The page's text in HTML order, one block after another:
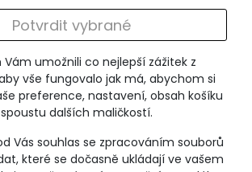
umožnili co nejlepší zážitek z
vše fungovalo jak má, abychom si
preference, nastavení, obsah košíku
dalších maličkostí.
Vás souhlas se zpracováním souborů
které se dočasně ukládají ve vašem
Potvrdit vybrané